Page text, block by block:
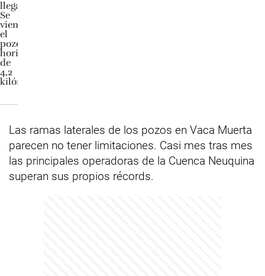
Las ramas laterales de los pozos en Vaca Muerta
parecen no tener limitaciones. Casi mes tras mes
las principales operadoras de la Cuenca Neuquina
superan sus propios récords.